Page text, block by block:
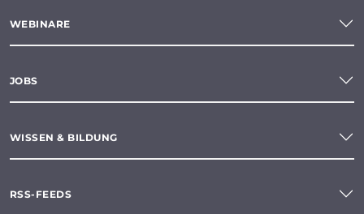
WEBINARE
JOBS
WISSEN & BILDUNG
RSS-FEEDS